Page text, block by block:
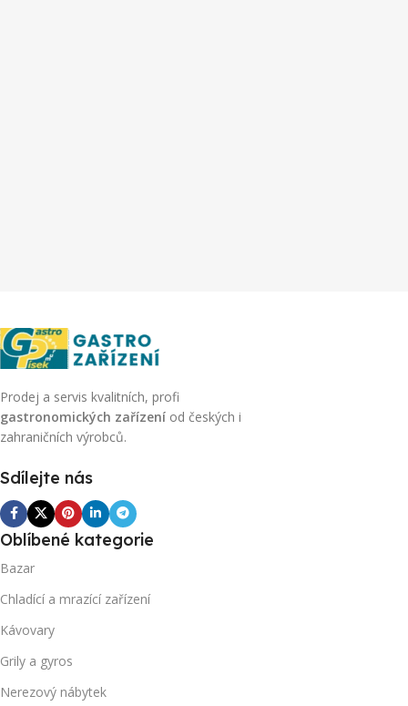
Prodej a servis kvalitních, profi
gastronomických zařízení od českých i
zahraničních výrobců.
Sdílejte nás
Oblíbené kategorie
Bazar
Chladící a mrazící zařízení
Kávovary
Grily a gyros
Nerezový nábytek